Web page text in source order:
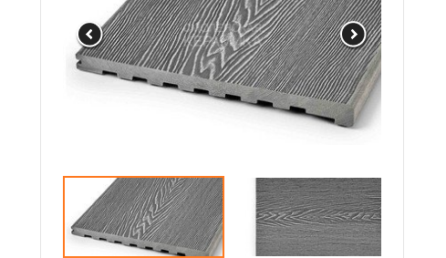
Сотрудничество
Галерея объектов